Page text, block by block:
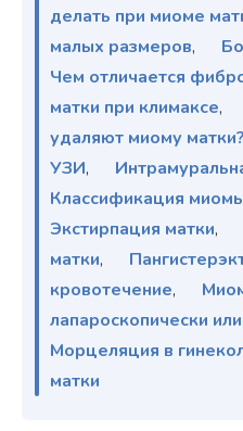
делать при миоме
малых размеров,
Чем отличается
матки при климаксе,
удаляют миому матки?
УЗИ,
Классификация
Экстирпация матки,
матки,
кровотечение,
лапароскопически
Морцеляция в
матки